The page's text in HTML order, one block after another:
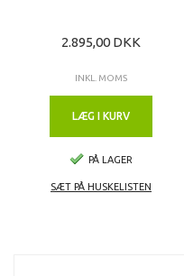
2.895,00 DKK
INKL. MOMS
LÆG I KURV
PÅ LAGER
SÆT PÅ HUSKELISTEN